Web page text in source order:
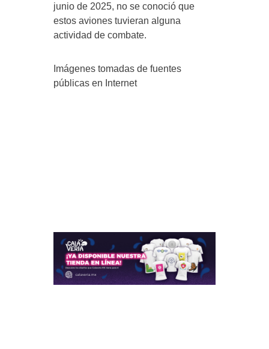
junio de 2025, no se conoció que
estos aviones tuvieran alguna
actividad de combate.
Imágenes tomadas de fuentes
públicas en Internet